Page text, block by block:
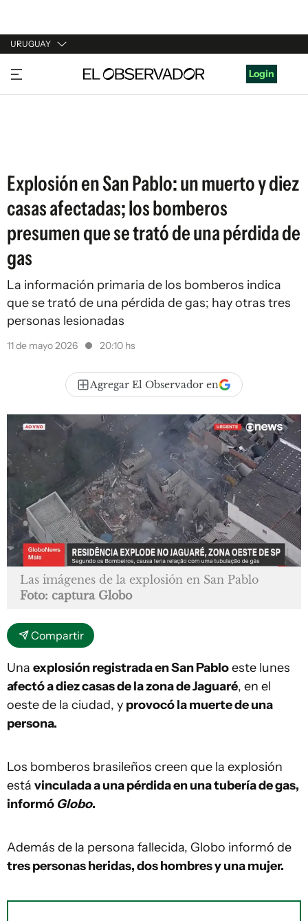
URUGUAY
URUGUAY
ARGENTINA
Login
Explosión en San Pablo: un muerto y diez
casas afectadas; los bomberos
presumen que se trató de una pérdida de
gas
La información primaria de los bomberos indica
que se trató de una pérdida de gas; hay otras tres
personas lesionadas
11 de mayo 2026 20:10 hs
Agregar El Observador en
Las imágenes de la explosión en San Pablo
Foto: captura Globo
Compartir
Una explosión registrada en San Pabloeste lunes
afectó a diez casas de la zona de Jaguaré, en el
oeste de la ciudad, y provocó la muerte de una
persona.
Los bomberos brasileños creen que la explosión
está vinculada a una pérdida en una tubería de gas,
informó Globo.
Además de la persona fallecida, Globo informó de
tres personas heridas, dos hombres y una mujer.